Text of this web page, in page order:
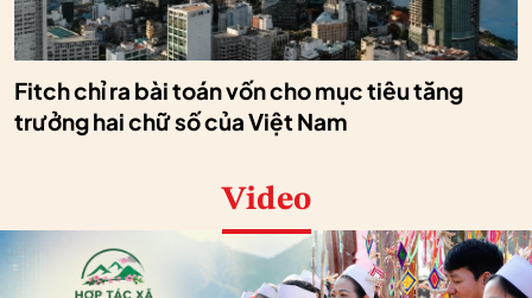
Fitch chỉ ra bài toán vốn cho mục tiêu tăng
trưởng hai chữ số của Việt Nam
Video